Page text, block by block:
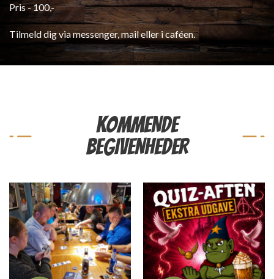
Pris - 100,-
Tilmeld dig via messenger, mail eller i caféen.
KOMMENDE
BEGIVENHEDER